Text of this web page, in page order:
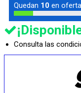
Quedan 10 en oferta
Consulta las